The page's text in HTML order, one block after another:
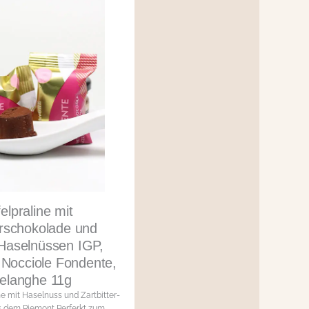
mit
und
IGP,
Fondente,
11g
mit Haselnuss und Zartbitter-